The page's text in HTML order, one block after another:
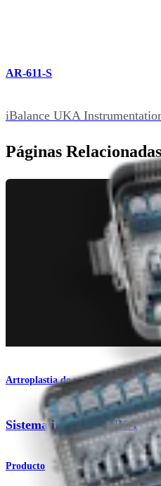
AR-611-S
iBalance UKA
Páginas Relacionadas
Artroplastia de rodilla
Sistema iBalance ®UKA
Producto